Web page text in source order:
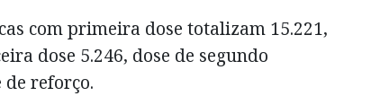
com primeira dose totalizam 15.221,
dose 5.246, dose de segundo
de reforço.